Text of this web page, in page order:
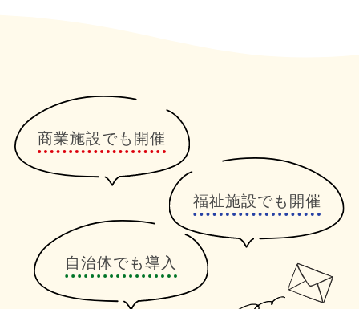
商業施設でも開催
福祉施設でも開催
自治体でも導入